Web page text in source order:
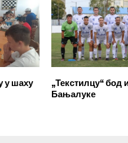
у шаху
„Текстилцу“ бод
Бањалуке